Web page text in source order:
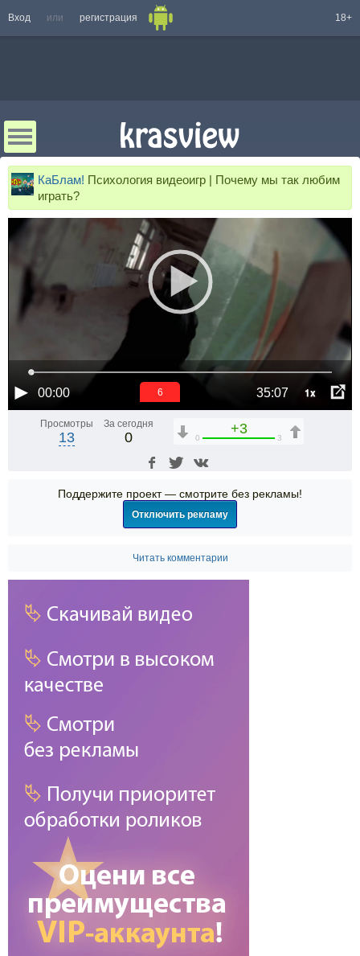
Вход или регистрация 18+
КаБлам! Психология видеоигр | Почему мы так любим
играть?
00:00 35:07 1x
6
Просмотры
13
За сегодня
0
+3
0 3
Поддержите проект — смотрите без рекламы!
Отключить рекламу
Читать комментарии